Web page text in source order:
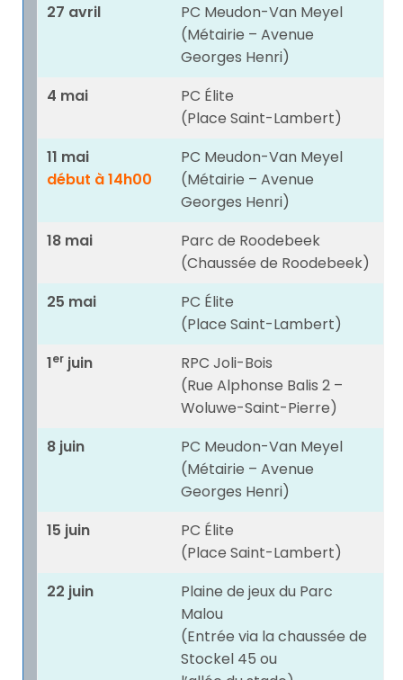
27 avril
PC Meudon-Van Meyel
(Métairie – Avenue
Georges Henri)
4 mai
PC Élite
(Place Saint-Lambert)
11 mai
début à 14h00
PC Meudon-Van Meyel
(Métairie – Avenue
Georges Henri)
18 mai
Parc de Roodebeek
(Chaussée de Roodebeek)
25 mai
PC Élite
(Place Saint-Lambert)
1er juin
RPC Joli-Bois
(Rue Alphonse Balis 2 –
Woluwe-Saint-Pierre)
8 juin
PC Meudon-Van Meyel
(Métairie – Avenue
Georges Henri)
15 juin
PC Élite
(Place Saint-Lambert)
22 juin
Plaine de jeux du Parc
Malou
(Entrée via la chaussée de
Stockel 45 ou